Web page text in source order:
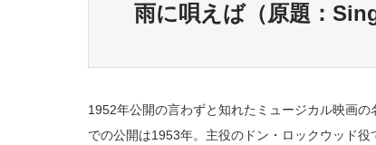
雨に唄えば（原題：
1952年公開の言わずと知れたミュージカル映画の
での公開は1953年。主役のドン・ロックウッド役